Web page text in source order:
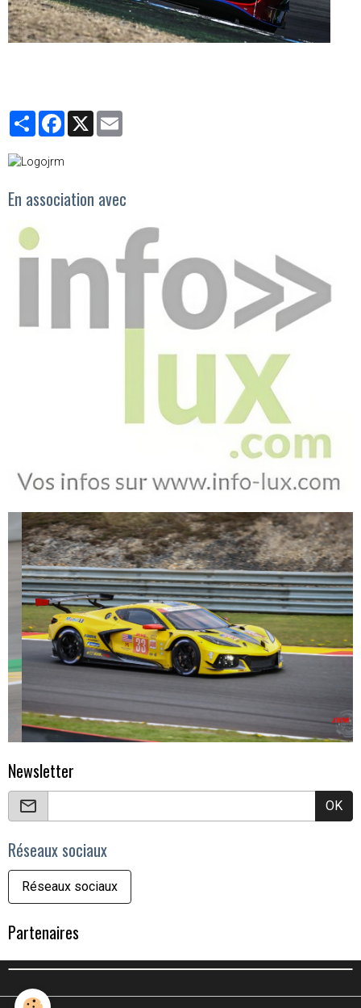
PartagerFacebook
X
En association avec
Newsletter
OK
Réseaux sociaux
Réseaux sociaux
Partenaires